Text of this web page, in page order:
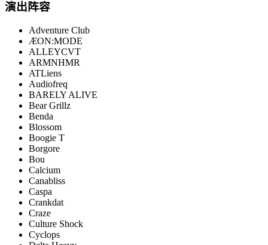
演出阵容
Adventure Club
ÆON:MODE
ALLEYCVT
ARMNHMR
ATLiens
Audiofreq
BARELY ALIVE
Bear Grillz
Benda
Blossom
Boogie T
Borgore
Bou
Calcium
Canabliss
Caspa
Crankdat
Craze
Culture Shock
Cyclops